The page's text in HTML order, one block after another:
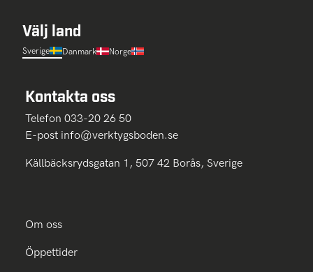
Välj land
Sverige Danmark Norge
Kontakta oss
Telefon 033-20 26 50
E-post info@verktygsboden.se
Källbäcksrydsgatan 1, 507 42 Borås, Sverige
Om oss
Öppettider